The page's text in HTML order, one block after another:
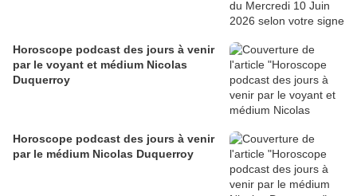
Horoscope podcast des jours à venir
par le voyant et médium Nicolas
Duquerroy
Horoscope podcast des jours à venir
par le médium Nicolas Duquerroy